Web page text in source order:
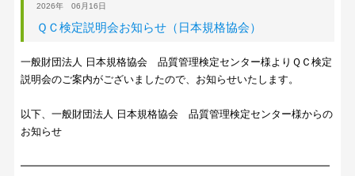
2026年 06月16日
ＱＣ検定説明会お知らせ（日本規格協会）
一般財団法人 日本規格協会 品質管理検定センター様よりＱＣ検定
説明会のご案内がございましたので、お知らせいたします。
以下、一般財団法人 日本規格協会 品質管理検定センター様からの
お知らせ
━━━━━━━━━━━━━━━━━━━━━━━━━━━━━━